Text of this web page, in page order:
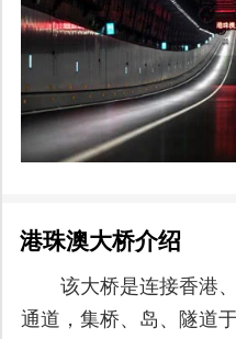
港珠澳大桥介绍
该大桥是连接香港
通道，集桥、岛、隧道